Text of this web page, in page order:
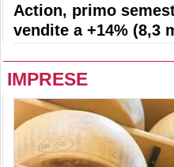
Action, primo
vendite a +14% (8,3
IMPRESE